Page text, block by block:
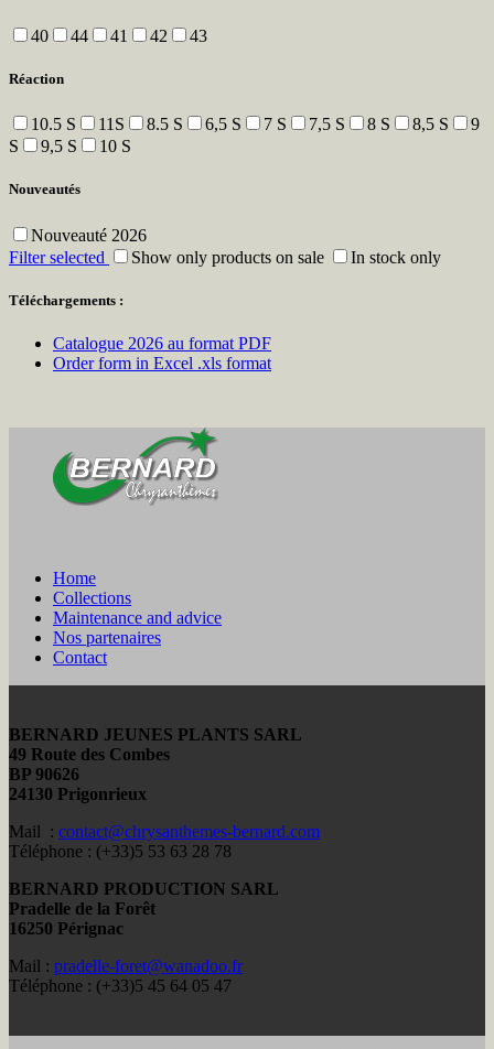
40 44 41 42 43
Réaction
10.5 S 11S 8.5 S 6,5 S 7 S 7,5 S 8 S 8,5 S
9
S
9,5 S 10 S
Nouveautés
Nouveauté 2026
Filter selected
Show only products on sale In stock only
Téléchargements :
Catalogue 2026 au format PDF
Order form in Excel .xls format
Home
Collections
Maintenance and advice
Nos partenaires
Contact
BERNARD JEUNES PLANTS SARL
49 Route des Combes
BP 90626
24130 Prigonrieux
Mail : contact@chrysanthemes-bernard.com
Téléphone : (+33)5 53 63 28 78
BERNARD PRODUCTION SARL
Pradelle de la Forêt
16250 Pérignac
Mail : pradelle-foret@wanadoo.fr
Téléphone : (+33)5 45 64 05 47